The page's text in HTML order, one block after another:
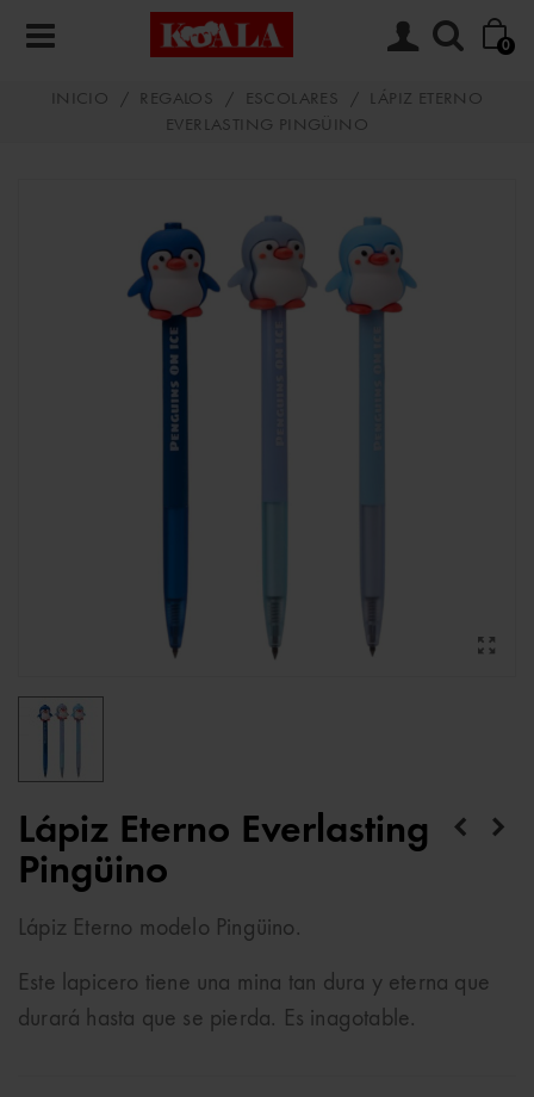
0
INICIO / REGALOS / ESCOLARES /
LÁPIZ ETERNO
EVERLASTING PINGÜINO
Lápiz Eterno Everlasting
Pingüino
Lápiz Eterno modelo Pingüino.
Este lapicero tiene una mina tan dura y eterna que
durará hasta que se pierda. Es inagotable.